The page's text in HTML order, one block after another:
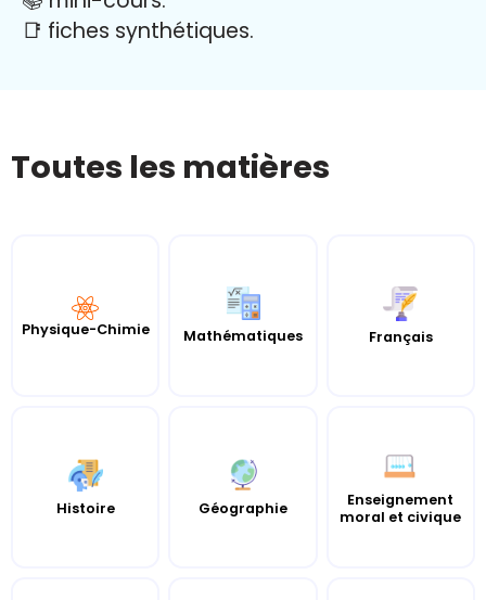
📑 fiches synthétiques.
Toutes les matières
Physique-Chimie Mathématiques Français
Histoire Géographie
Enseignement
moral et civique